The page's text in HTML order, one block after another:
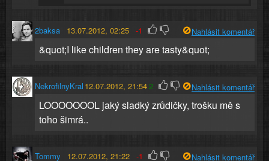
2baksa 13.07.2012, 02:25 -1 Nahlásit komentář
&quot;I like children they are tasty&quot;
NekrofilnyKral 12.07.2012, 21:542 Nahlásit komentář
LOOOOOOOL jaký sladký zrůdičky, trošku mě s
toho šimrá..
Tommy 12.07.2012, 21:22 -1 Nahlásit komentář